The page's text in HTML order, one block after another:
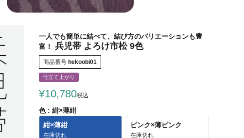
一人でも簡単に結べて、結び方のバリエーションも豊
富！
兵児帯 よろけ市松 9色
商品番号 hekoobi01
仕立て上がり
¥10,780税込
色
紺×薄紺
紺×薄紺
在庫切れ
ピンク×薄ピンク
在庫切れ